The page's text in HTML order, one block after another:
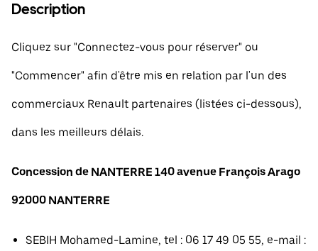
Description
Cliquez sur "Connectez-vous pour réserver" ou
"Commencer" afin d'être mis en relation par l'un des
commerciaux Renault partenaires (listées ci-dessous),
dans les meilleurs délais.
Concession de NANTERRE 140 avenue François Arago
92000 NANTERRE
SEBIH Mohamed-Lamine, tel : 06 17 49 05 55, e-mail :